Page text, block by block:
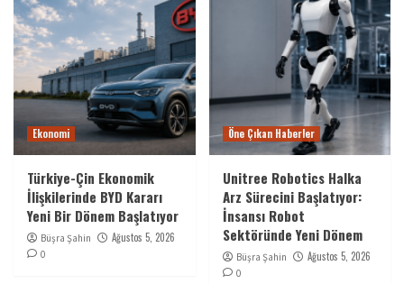
Ekonomi
Türkiye-Çin Ekonomik
İlişkilerinde BYD Kararı
Yeni Bir Dönem Başlatıyor
Büşra Şahin Ağustos 5, 2026
0
Öne Çıkan Haberler
Unitree Robotics Halka
Arz Sürecini Başlatıyor:
İnsansı Robot
Sektöründe Yeni Dönem
Büşra Şahin Ağustos 5, 2026
0